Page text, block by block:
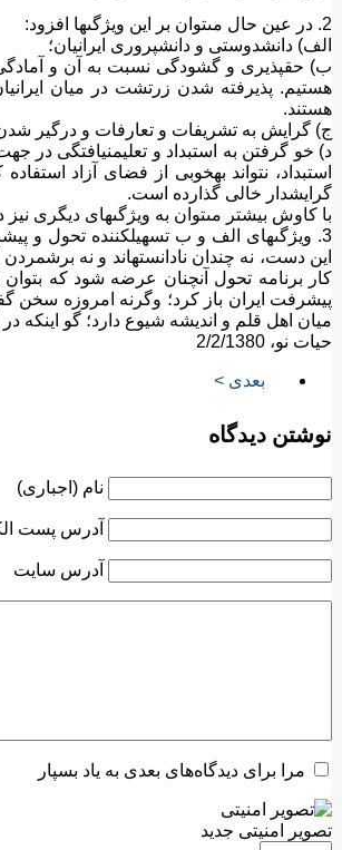
2. در عین حال مى‏توان بر این ویژگى‏ها افزود:
الف) دانش‏دوستى و دانش‏پرورى ایرانیان؛
ب) حق‏پذیرى و گشودگى نسبت به آن و آمادگى
هستیم. پذیرفته شدن زرتشت در میان
هستند.
ج) گرایش به تشریفات و تعارفات و درگیر
د) خو گرفتن به استبداد و تعلیم‏نیافتگى
استبداد، نتواند به‏خوبى از فضاى آزاد
گرایش‏دار خالى گذارده است.
با کاوش بیشتر مى‏توان به ویژگى‏هاى دیگرى
3. ویژگى‏هاى الف و ب تسهیل‏کننده تحول و
این دست، نه چندان نادانسته‏اند و نه
کار برنامه تحول آن‏چنان عرضه شود که
پیشرفت ایران باز کرد؛ وگرنه امروزه سخن
میان اهل قلم و اندیشه شیوع دارد؛ گو اینکه
حیات نو، 2/2/1380
بعدی >
نوشتن دیدگاه
نام (اجباری)
آدرس پست
آدرس سایت
مرا برای دیدگاه‌های بعدی به یاد بسپار
تصویر امنیتی جدید